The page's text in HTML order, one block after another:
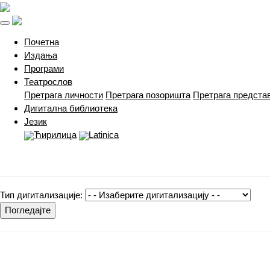
Почетна(current)
Издања
Програми
Театрослов
Претрага личности Претрага позоришта Претрага
Дигитална библиотека
Језик
Ћирилица
Latinica
Тип дигитализације:
Погледајте